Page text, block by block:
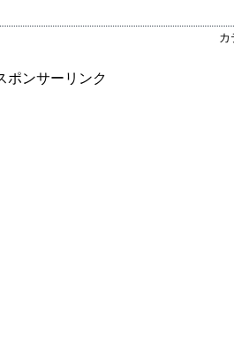
カ
ポンサーリンク